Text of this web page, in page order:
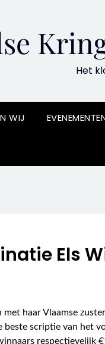
Het
WIJ
Els
met haar Vlaamse
beste scriptie van het
respectievelijk